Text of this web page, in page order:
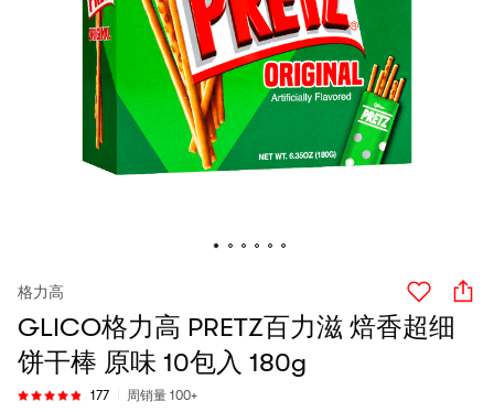
格力高
GLICO格力高 PRETZ百力滋 焙香超细
饼干棒 原味 10包入 180g
177 周销量 100+